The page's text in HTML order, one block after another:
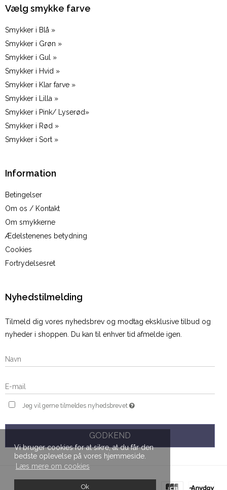
Vi bruger cookies for at sikre, at du får den
bedste oplevelse på vores hjemmeside.
Læs mere om cookies
Ok
Vælg smykke farve
Smykker i Blå »
Smykker i Grøn »
Smykker i Gul »
Smykker i Hvid »
Smykker i Klar farve »
Smykker i Lilla »
Smykker i Pink/ Lyserød»
Smykker i Rød »
Smykker i Sort »
Information
Betingelser
Om os / Kontakt
Om smykkerne
Ædelstenenes betydning
Cookies
Fortrydelsesret
Nyhedstilmelding
Tilmeld dig vores nyhedsbrev og modtag eksklusive tilbud og
nyheder i shoppen. Du kan til enhver tid afmelde igen.
Jeg vil gerne tilmeldes nyhedsbrevet
GODKEND